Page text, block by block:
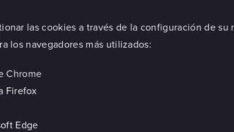
las cookies a través de la configuración de
los navegadores más utilizados:
Chrome
Firefox
Edge